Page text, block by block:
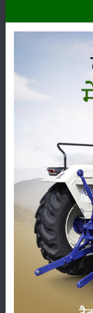
बिहार पशु शेड
योजना का लाभ
बिहार पशु शेड
जिनका जीवन
बिहार पशु शेड
जॉब कार्ड
बिहार पशु शेड
आधार कार्ड
बैंक खाता विवरण
पासपोर्ट साइज
मनरेगा जॉब कार्ड
निवास प्रमाण पत्र
मोबाइल नंबर
बिहार पशु शेड